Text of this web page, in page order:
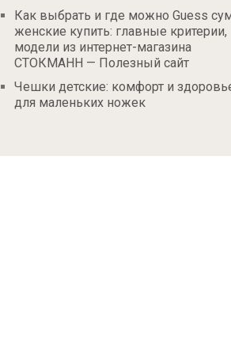
Как выбрать и где можно Guess
женские купить: главные критерии,
модели из интернет-магазина
СТОКМАНН — Полезный сайт
Чешки детские: комфорт и
для маленьких ножек